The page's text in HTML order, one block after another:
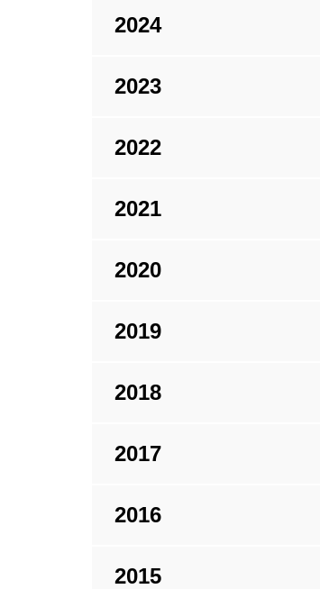
2024
2023
2022
2021
2020
2019
2018
2017
2016
2015